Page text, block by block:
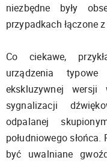
niezbędne były
przypadkach łączone
Co ciekawe,
urządzenia
ekskluzywnej
sygnalizacji
odpalanej
południowego
być uwalniane